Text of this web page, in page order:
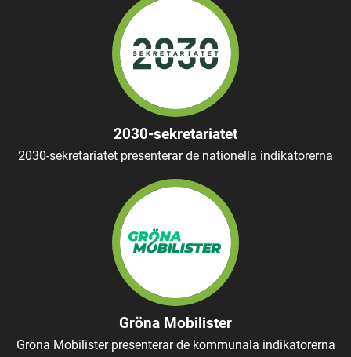
2030-sekretariatet
2030-sekretariatet presenterar de nationella indikatorerna
Gröna Mobilister
Gröna Mobilister presenterar de kommunala indikatorerna